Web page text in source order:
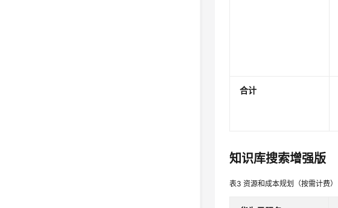
合计
知识库搜索增强版
表3资源和成本规划（按需计费）